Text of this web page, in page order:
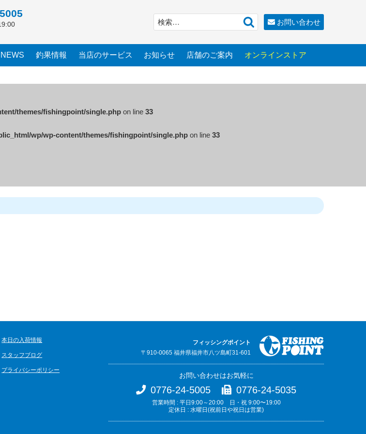
索:
お問い合わせ
釣果情報 当店のサービス お知らせ 店舗のご案内 オンラインストア
themes/fishingpoint/single.php on line 33
wp/wp-content/themes/fishingpoint/single.php on line 33
本日の入荷情報
スタッフブログ
プライバシーポリシー
フィッシングポイント
〒910-0065 福井県福井市八ツ島町31-601
お問い合わせはお気軽に
0776-24-5005 0776-24-5035
営業時間 : 平日9:00～20:00 日・祝 9:00〜19:00
定休日 : 水曜日(祝前日や祝日は営業)